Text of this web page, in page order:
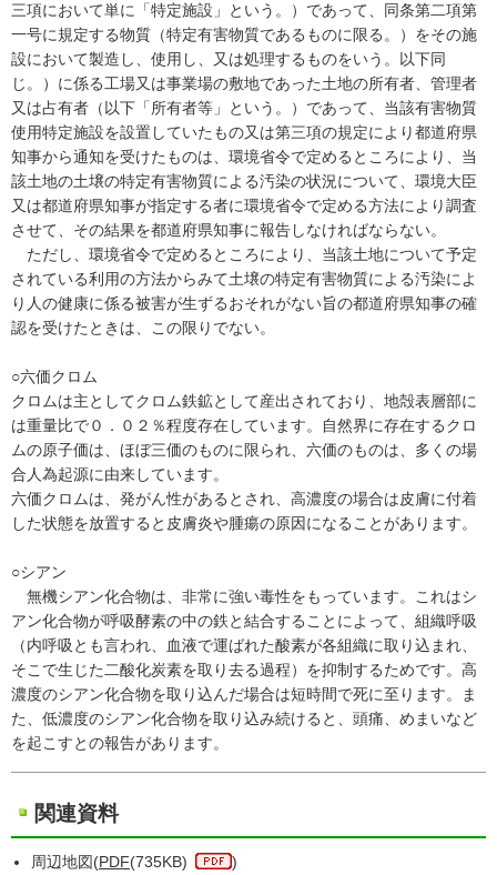
三項において単に「特定施設」という。）であって、同条第二項第
一号に規定する物質（特定有害物質であるものに限る。）をその施
設において製造し、使用し、又は処理するものをいう。以下同
じ。）に係る工場又は事業場の敷地であった土地の所有者、管理者
又は占有者（以下「所有者等」という。）であって、当該有害物質
使用特定施設を設置していたもの又は第三項の規定により都道府県
知事から通知を受けたものは、環境省令で定めるところにより、当
該土地の土壌の特定有害物質による汚染の状況について、環境大臣
又は都道府県知事が指定する者に環境省令で定める方法により調査
させて、その結果を都道府県知事に報告しなければならない。
ただし、環境省令で定めるところにより、当該土地について予定
されている利用の方法からみて土壌の特定有害物質による汚染によ
り人の健康に係る被害が生ずるおそれがない旨の都道府県知事の確
認を受けたときは、この限りでない。
○六価クロム
クロムは主としてクロム鉄鉱として産出されており、地殻表層部に
は重量比で０．０２％程度存在しています。自然界に存在するクロ
ムの原子価は、ほぼ三価のものに限られ、六価のものは、多くの場
合人為起源に由来しています。
六価クロムは、発がん性があるとされ、高濃度の場合は皮膚に付着
した状態を放置すると皮膚炎や腫瘍の原因になることがあります。
○シアン
無機シアン化合物は、非常に強い毒性をもっています。これはシ
アン化合物が呼吸酵素の中の鉄と結合することによって、組織呼吸
（内呼吸とも言われ、血液で運ばれた酸素が各組織に取り込まれ、
そこで生じた二酸化炭素を取り去る過程）を抑制するためです。高
濃度のシアン化合物を取り込んだ場合は短時間で死に至ります。ま
た、低濃度のシアン化合物を取り込み続けると、頭痛、めまいなど
を起こすとの報告があります。
関連資料
周辺地図(PDF(735KB)
)